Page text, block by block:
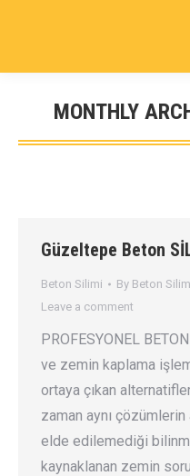
MONTHLY
Güzeltepe Beton
Beton Silimi By Beton
Leave a comment
PROFESYONEL
ve zemin kaplama
ortaya çıkan
zaman aynı
elde edilemediği
kaynaklanan zemin